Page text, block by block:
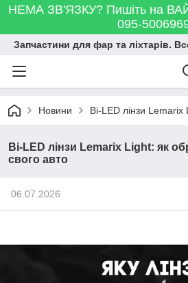
НЕМА ЗВ'ЯЗКУ? Пишіть на
095-
Запчастини для фар та ліхтарів.
Новини Bi-LED лінзи
Bi-LED лінзи Lemarix Light: як
свого авто
06.07.2026